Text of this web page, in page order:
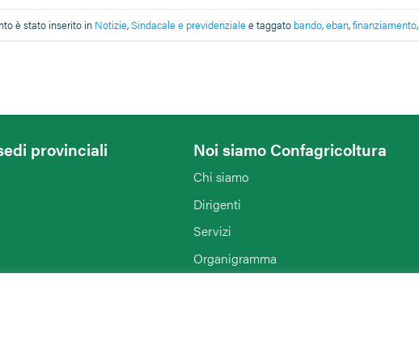
è stato inserito in Notizie,Sindacale e previdenzialee taggato bando,eban,finanziamento,
provinciali Noi siamo Confagricoltura
Chi siamo
Dirigenti
Servizi
Organigramma